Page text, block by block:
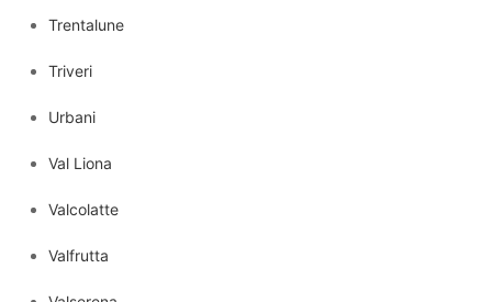
Trentalune
Triveri
Urbani
Val Liona
Valcolatte
Valfrutta